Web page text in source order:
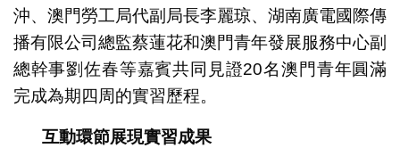
沖、澳門勞工局代副局長李麗琼、湖南廣電國際傳
播有限公司總監蔡蓮花和澳門青年發展服務中心副
總幹事劉佐春等嘉賓共同見證20名澳門青年圓滿
完成為期四周的實習歷程。
互動環節展現實習成果